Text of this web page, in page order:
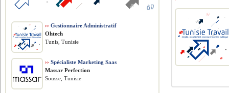
›› Gestionnaire Administratif
Ohtech
Tunis, Tunisie
›› Spécialiste Marketing Saas
Massar Perfection
Sousse, Tunisie